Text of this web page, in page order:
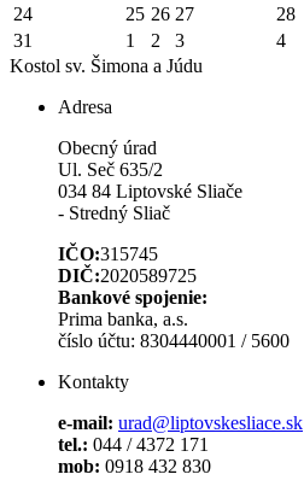
24 25 26 27 28
31
1 2 3 4
Kostol sv. Šimona a Júdu
Adresa
Obecný úrad
Ul. Seč 635/2
034 84 Liptovské Sliače
- Stredný Sliač
IČO:315745
DIČ:2020589725
Bankové spojenie:
Prima banka, a.s.
číslo účtu: 8304440001 / 5600
Kontakty
e-mail: urad@liptovskesliace.sk
tel.: 044 / 4372 171
mob: 0918 432 830